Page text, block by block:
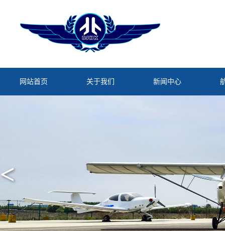
网站首页 关于我们 新闻中心
<